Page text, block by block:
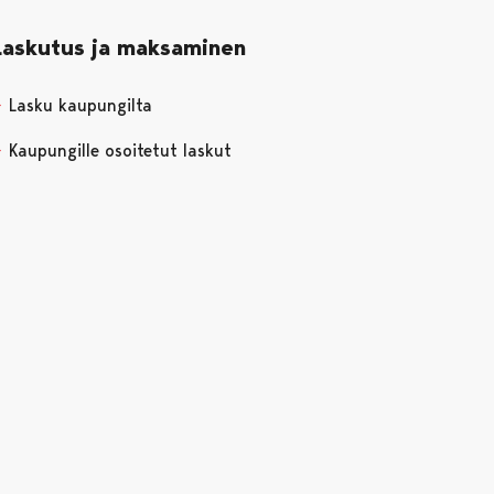
ja maksaminen
Lasku kaupungilta
Kaupungille osoitetut laskut